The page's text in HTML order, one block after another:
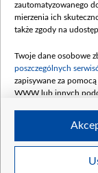
Data
4
zautomatyzowanego
mierzenia ich
także zgody na
Twoje dane osobowe
poszczególnych
zapisywane za
WWW lub innych
Twoje dane osobowe